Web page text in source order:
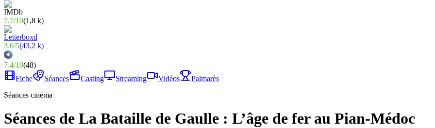
7.7/10(1,8 k)
3.6/5(43,2 k)
7.4/10(48)
Fiche
Séances Casting Streaming Vidéos
Palmarès
Séances cinéma
Séances de La Bataille de Gaulle : L’âge de fer au Pian-Médoc